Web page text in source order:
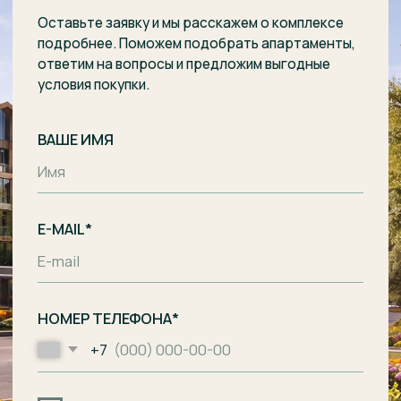
Отправить заявку
Комплекс апартаментов с гостиницей
и СПА-центром на побережье Балтийского
моря, п. Лесное.
Общество с ограниченной
ответственностью «Специализированный
застройщик «Ривьера Балтики»
ИНН
Проектное финансирование
предоставил АО «Банк ДОМ.РФ».